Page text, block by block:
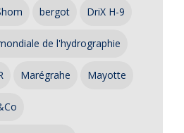
bergot DriX H-9
de l'hydrographie
Marégrahe Mayotte